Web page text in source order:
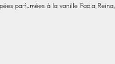
parfumées à la vanille Paola Reina,